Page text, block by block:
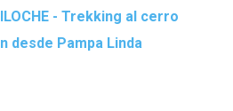
- Trekking al cerro
desde Pampa Linda